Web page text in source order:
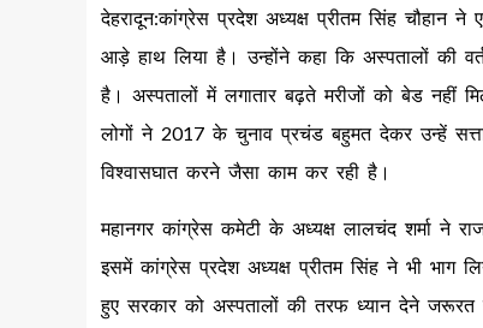
देहरादून:कांग्रेस प्रदेश अध्यक्ष प्रीतम सिंह चौहान
आड़े हाथ लिया है। उन्होंने कहा कि अस्पतालों की
है। अस्पतालों में लगातार बढ़ते मरीजों को बेड नहीं
लोगों ने 2017 के चुनाव प्रचंड बहुमत देकर उन्हें
विश्वासघात करने जैसा काम कर रही है।
महानगर कांग्रेस कमेटी के अध्यक्ष लालचंद शर्मा ने
इसमें कांग्रेस प्रदेश अध्यक्ष प्रीतम सिंह ने भी भाग
हुए सरकार को अस्पतालों की तरफ ध्यान देने